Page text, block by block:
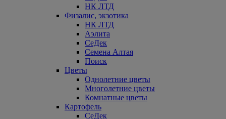
НК ЛТД
Физалис, экзотика
НК ЛТД
Аэлита
СеДек
Семена Алтая
Поиск
Цветы
Однолетние цветы
Многолетние цветы
Комнатные цветы
Картофель
СеДек